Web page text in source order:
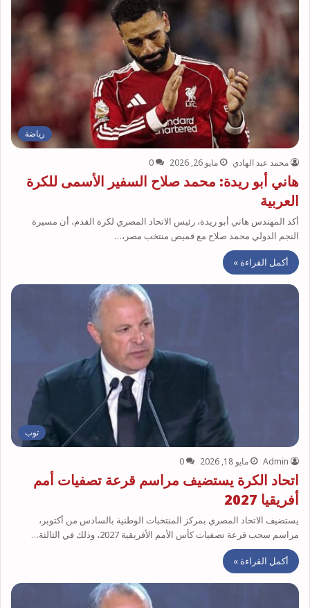
رياضة
محمد عبد الهادي مايو 26, 2026 0
هاني أبو ريدة: محمد صلاح السفير الأسمى للكرة
العربية
أكد المهندس هاني أبو ريدة، رئيس الاتحاد المصري لكرة القدم، أن مسيرة
النجم الدولي محمد صلاح مع قميص منتخب مصر،…
أكمل القراءة »
توب
Admin مايو 18, 2026 0
اتحاد الكرة يستضيف مراسم قرعة تصفيات أمم
أفريقيا 2027
يستضيف الاتحاد المصري بمركز المنتخبات الوطنية بالسادس من أكتوبر،
مراسم سحب قرعة تصفيات كأس الأمم الأفريقية 2027، وذلك في الثالثة…
أكمل القراءة »